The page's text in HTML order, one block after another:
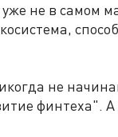
не в самом
не
финтеха".